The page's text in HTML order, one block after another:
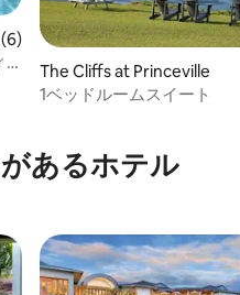
6件、5つ星中4.83つ星の平均
The Cliffs at Princeville
1ベッドルームスイート
あるホ⁠テ⁠ル